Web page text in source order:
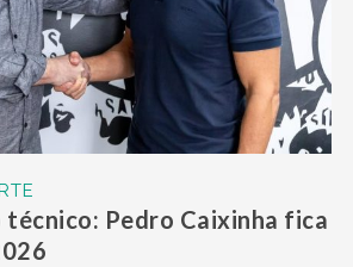
técnico: Pedro Caixinha fica